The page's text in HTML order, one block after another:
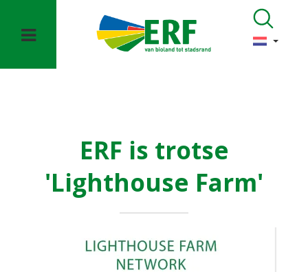
ERF is trotse
'Lighthouse Farm'